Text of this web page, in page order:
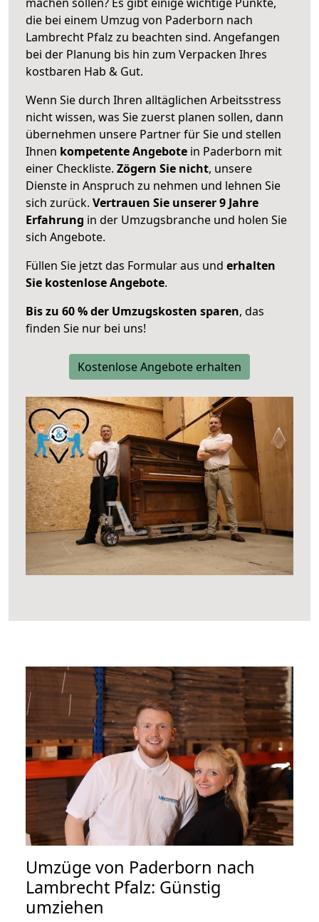
die bei einem Umzug von Paderborn nach
Lambrecht Pfalz zu beachten sind. Angefangen
bei der Planung bis hin zum Verpacken Ihres
kostbaren Hab & Gut.
Wenn Sie durch Ihren alltäglichen Arbeitsstress
nicht wissen, was Sie zuerst planen sollen, dann
übernehmen unsere Partner für Sie und stellen
Ihnen kompetente Angebote in Paderborn mit
einer Checkliste. Zögern Sie nicht, unsere
Dienste in Anspruch zu nehmen und lehnen Sie
sich zurück. Vertrauen Sie unserer 9 Jahre
Erfahrung in der Umzugsbranche und holen Sie
sich Angebote.
Füllen Sie jetzt das Formular aus und erhalten
Sie kostenlose Angebote.
Bis zu 60 % der Umzugskosten sparen, das
finden Sie nur bei uns!
Kostenlose Angebote erhalten
Umzüge von Paderborn nach
Lambrecht Pfalz: Günstig
umziehen